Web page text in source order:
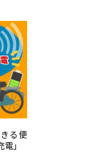
る便
」